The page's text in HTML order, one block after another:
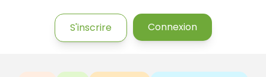
S'inscrire Connexion